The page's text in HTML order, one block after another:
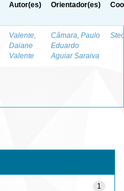
Autor(es) Orientador(es)
Valente,
Daiane
Valente
Câmara, Paulo
Eduardo
Aguiar Saraiva
1